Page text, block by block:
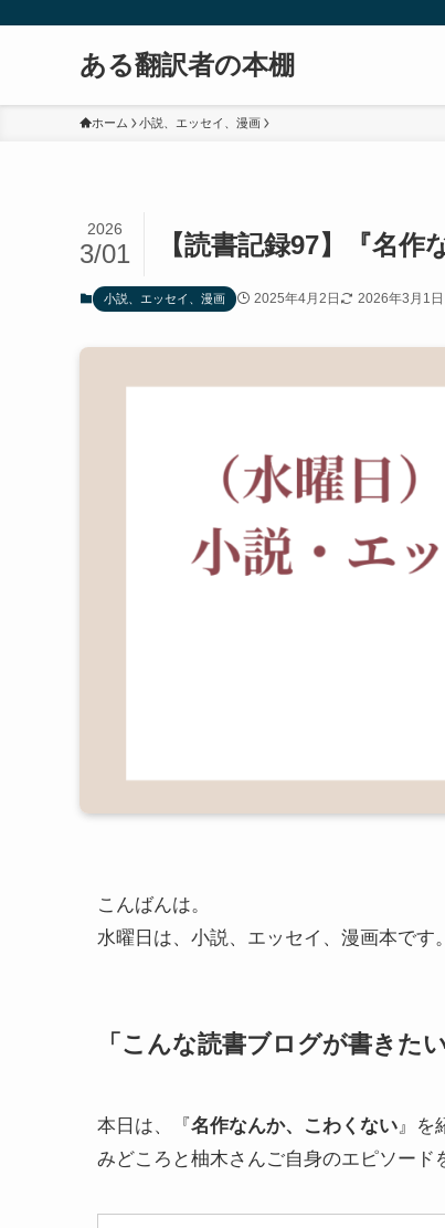
ある翻訳者の本棚
ホーム 小説、エッセイ、漫画
【読書記録97】『名作
2026
3/01
小説、エッセイ、漫画 2025年4月2日 2026年3月1日
こんばんは。
水曜日は、小説、エッセイ、漫画本です。
「こんな読書ブログが書きた
本日は、『 名作なんか、こわくない』を
みどころと柚木さんご自身のエピソード